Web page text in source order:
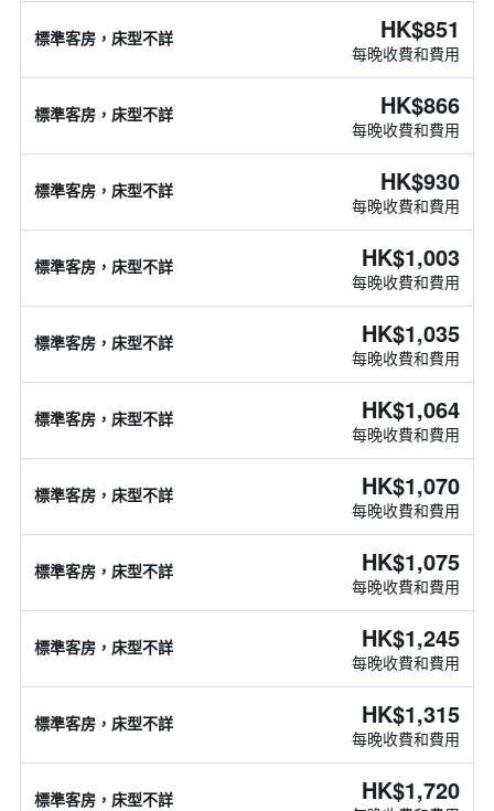
標準客房，床型不詳 HK$851
每晚收費和費用
標準客房，床型不詳 HK$866
每晚收費和費用
標準客房，床型不詳 HK$930
每晚收費和費用
標準客房，床型不詳 HK$1,003
每晚收費和費用
標準客房，床型不詳 HK$1,035
每晚收費和費用
標準客房，床型不詳 HK$1,064
每晚收費和費用
標準客房，床型不詳 HK$1,070
每晚收費和費用
標準客房，床型不詳 HK$1,075
每晚收費和費用
標準客房，床型不詳 HK$1,245
每晚收費和費用
標準客房，床型不詳 HK$1,315
每晚收費和費用
標準客房，床型不詳 HK$1,720